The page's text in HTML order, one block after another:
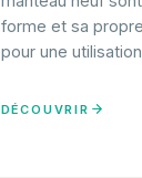
forme et sa
pour une
DÉCOUVRIR